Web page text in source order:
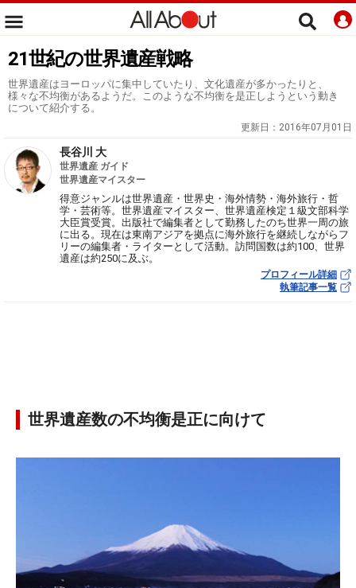
21世紀の世界遺産戦略
世界遺産はヨーロッパに集中していたり、文化遺産が多かったりと、
様々な不均衡があるようだ。このような不均衡を是正しようという動き
について紹介する。
更新日： 2016年07月01日
長谷川 大
世界遺産 ガイド
世界遺産マイスター
得意ジャンルは世界遺産・世界史・海外情勢・海外旅行・哲
学・芸術等。世界遺産マイスター、世界遺産検定１級文部科学
大臣賞受賞。出版社で編集者として勤務したのち世界一周の旅
に出る。現在は東南アジアを拠点に海外旅行を継続しながらフ
リーの編集者・ライターとして活動。訪問国数は約100、世界
遺産は約250に及ぶ。
プロフィール詳細
執筆記事一覧
世界遺産数の不均衡是正に向けて